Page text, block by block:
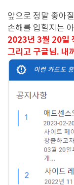
앞으로 정말 좋아
손해를 입힐지는
2023년 3월 20일
그리고 구글님. 내